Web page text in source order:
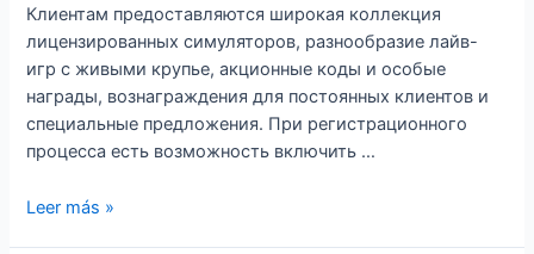
Клиентам предоставляются широкая коллекция
лицензированных симуляторов, разнообразие лайв-
игр с живыми крупье, акционные коды и особые
награды, вознаграждения для постоянных клиентов и
специальные предложения. При регистрационного
процесса есть возможность включить …
Ставка
Leer más »